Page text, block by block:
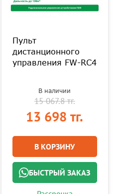
Пульт
дистанционного
управления FW-RC4
В наличии
15 067.8 тг.
13 698 тг.
В КОРЗИНУ
БЫСТРЫЙ ЗАКАЗ